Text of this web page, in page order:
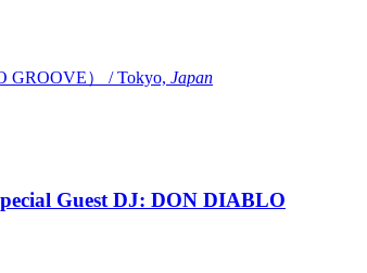
GROOVE） / Tokyo, Japan
Guest DJ: DON DIABLO